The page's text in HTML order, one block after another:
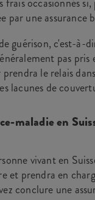
par une assurance
guérison, c'est-à-
pas pris
prendra le relais
lacunes de
maladie en
vivant en
et prendra en
conclure une